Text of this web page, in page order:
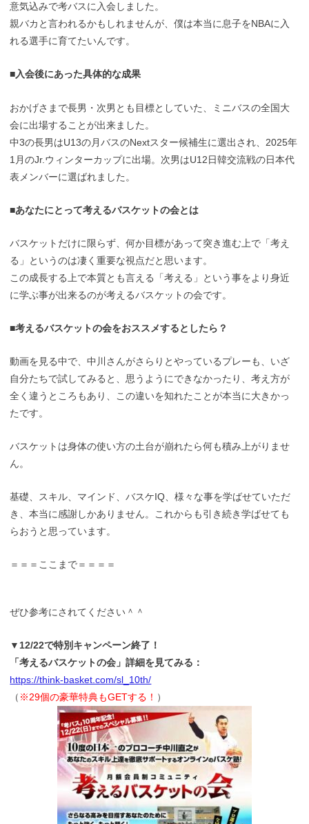
意気込みで考バスに入会しました。
親バカと言われるかもしれませんが、僕は本当に息子をNBAに入
れる選手に育てたいんです。
■入会後にあった具体的な成果
おかげさまで長男・次男とも目標としていた、ミニバスの全国大
会に出場することが出来ました。
中3の長男はU13の月バスのNextスター候補生に選出され、2025年
1月のJr.ウィンターカップに出場。次男はU12日韓交流戦の日本代
表メンバーに選ばれました。
■あなたにとって考えるバスケットの会とは
バスケットだけに限らず、何か目標があって突き進む上で「考え
る」というのは凄く重要な視点だと思います。
この成長する上で本質とも言える「考える」という事をより身近
に学ぶ事が出来るのが考えるバスケットの会です。
■考えるバスケットの会をおススメするとしたら？
動画を見る中で、中川さんがさらりとやっているプレーも、いざ
自分たちで試してみると、思うようにできなかったり、考え方が
全く違うところもあり、この違いを知れたことが本当に大きかっ
たです。
バスケットは身体の使い方の土台が崩れたら何も積み上がりませ
ん。
基礎、スキル、マインド、バスケIQ、様々な事を学ばせていただ
き、本当に感謝しかありません。これからも引き続き学ばせても
らおうと思っています。
＝＝＝ここまで＝＝＝＝
ぜひ参考にされてください＾＾
▼12/22で特別キャンペーン終了！
「考えるバスケットの会」詳細を見てみる：
https://think-basket.com/sl_10th/
（ ※29個の豪華特典もGETする！ ）